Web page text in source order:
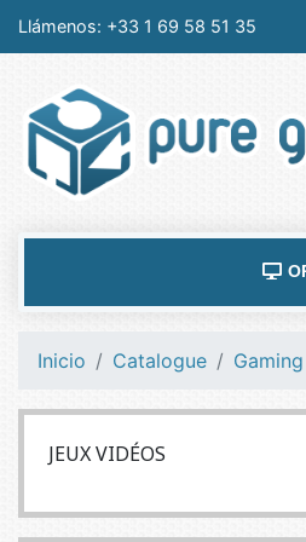
Llámenos: +33 1 69 58 51 35
Inicio Catalogue Gaming
JEUX VIDÉOS